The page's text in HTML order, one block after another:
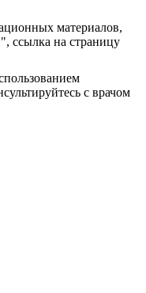
материалов,
ссылка на страницу
с врачом